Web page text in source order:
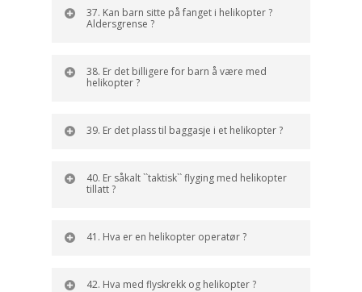
37. Kan barn sitte på fanget i helikopter ?
Aldersgrense ?
38. Er det billigere for barn å være med
helikopter ?
39. Er det plass til baggasje i et helikopter ?
40. Er såkalt ``taktisk`` flyging med helikopter
tillatt ?
41. Hva er en helikopter operatør ?
42. Hva med flyskrekk og helikopter ?